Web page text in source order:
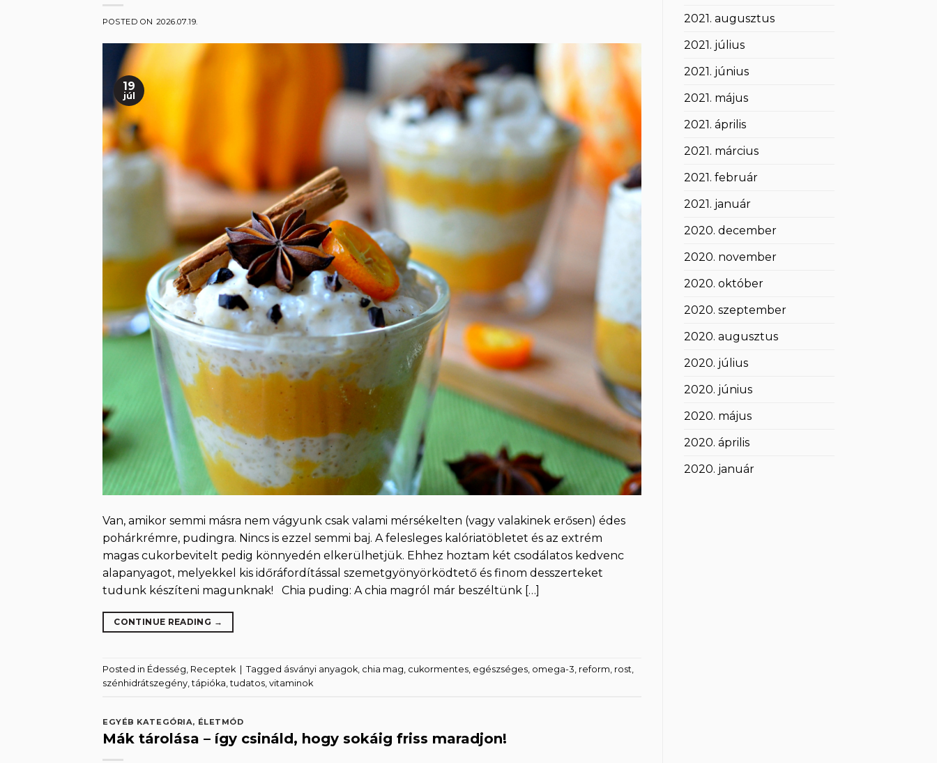
POSTED ON 2026.07.19.
19
júl
Van, amikor semmi másra nem vágyunk csak valami mérsékelten (vagy valakinek erősen) édes
pohárkrémre, pudingra. Nincs is ezzel semmi baj. A felesleges kalóriatöbletet és az extrém
magas cukorbevitelt pedig könnyedén elkerülhetjük. Ehhez hoztam két csodálatos kedvenc
alapanyagot, melyekkel kis időráfordítással szemetgyönyörködtető és finom desszerteket
tudunk készíteni magunknak! Chia puding: A chia magról már beszéltünk […]
CONTINUE READING →
Posted in Édesség, Receptek Tagged ásványi anyagok, chia mag, cukormentes, egészséges, omega-3, reform, rost,
szénhidrátszegény,tápióka,tudatos, vitaminok
EGYÉB KATEGÓRIA, ÉLETMÓD
Mák tárolása – így csináld, hogy sokáig friss maradjon!
2021. augusztus
2021. július
2021. június
2021. május
2021. április
2021. március
2021. február
2021. január
2020. december
2020. november
2020. október
2020. szeptember
2020. augusztus
2020. július
2020. június
2020. május
2020. április
2020. január